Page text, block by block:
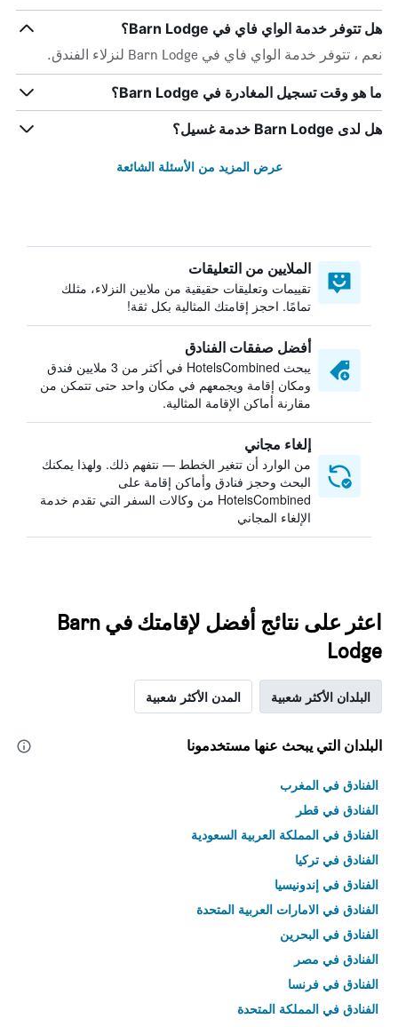
هل تتوفر خدمة الواي فاي في Barn Lodge؟
نعم ، تتوفر خدمة الواي فاي في Barn Lodge لنزلاء الفندق.
ما هو وقت تسجيل المغادرة في Barn Lodge؟
هل لدى Barn Lodge خدمة غسيل؟
عرض المزيد من الأسئلة الشائعة
الملايين من التعليقات
تقييمات وتعليقات حقيقية من ملايين النزلاء، مثلك
تمامًا. احجز إقامتك المثالية بكل ثقة!
أفضل صفقات الفنادق
يبحث HotelsCombined في أكثر من 3 ملايين فندق
ومكان إقامة ويجمعهم في مكان واحد حتى تتمكن من
مقارنة أماكن الإقامة المثالية.
إلغاء مجاني
من الوارد أن تتغير الخطط — نتفهم ذلك. ولهذا يمكنك
البحث وحجز فنادق وأماكن إقامة على
HotelsCombined من وكالات السفر التي تقدم خدمة
الإلغاء المجاني
اعثر على نتائج أفضل لإقامتك في Barn
Lodge
البلدان الأكثر شعبية المدن الأكثر شعبية
البلدان التي يبحث عنها مستخدمونا
الفنادق في المغرب
الفنادق في قطر
الفنادق في المملكة العربية السعودية
الفنادق في تركيا
الفنادق في إندونيسيا
الفنادق في الامارات العربية المتحدة
الفنادق في البحرين
الفنادق في مصر
الفنادق في فرنسا
الفنادق في المملكة المتحدة